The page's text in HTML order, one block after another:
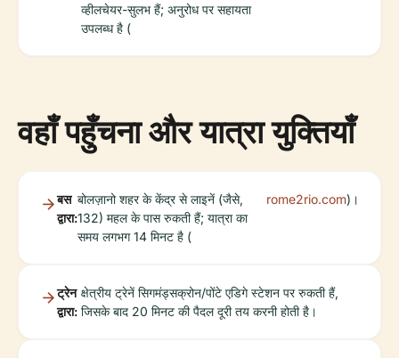
व्हीलचेयर-सुलभ हैं; अनुरोध पर सहायता
उपलब्ध है (
वहाँ पहुँचना और यात्रा युक्तियाँ
बस
द्वारा:
बोलज़ानो शहर के केंद्र से लाइनें (जैसे,
132) महल के पास रुकती हैं; यात्रा का
समय लगभग 14 मिनट है (
rome2rio.com)।
ट्रेन
द्वारा:
क्षेत्रीय ट्रेनें सिगमंड्सक्रोन/पोंटे एडिगे स्टेशन पर रुकती हैं,
जिसके बाद 20 मिनट की पैदल दूरी तय करनी होती है।